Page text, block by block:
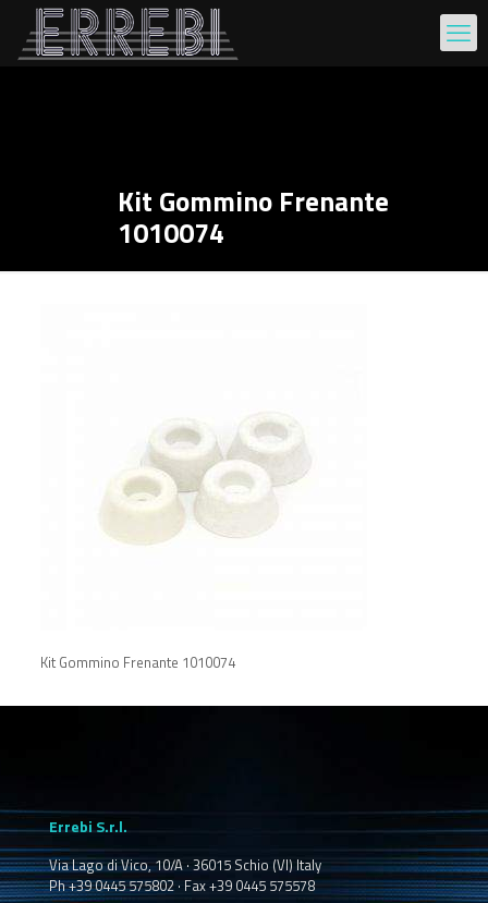
Kit Gommino Frenante
1010074
Kit Gommino Frenante 1010074
Errebi S.r.l.
Via Lago di Vico, 10/A · 36015 Schio (VI) Italy
Ph +39 0445 575802 · Fax +39 0445 575578